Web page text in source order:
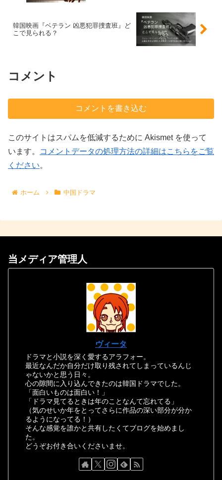
韓国映画『ベテラン 凶悪犯罪捜査班』ど
こで見られる？
コメント
コメントを書き込む
このサイトはスパムを低減するために Akismet を使って
います。
コメントデータの処理方法の詳細はこちらをご覧
ください。
ホーム 中国ドラマ
当メディア管理人
ヴィータ
ドラマと小説を深く愛するアラフォー。
最近なんだか自分だけ取り残されてしまっているんじ
ゃないかと思う日々。
心の隙間に入り込んできたのは韓国ドラマでした。
「面白いものは面白い！」
「ドラマ見てるときは年のことなんて忘れてる」
（気のせいか年をとってさらに作品の深い部分が分か
るようになってる！）
そんな感覚を誰かと共有したくてブログを始めまし
た。
どうぞお付き合いくださいませ。